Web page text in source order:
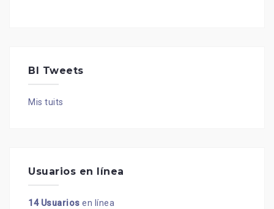
BI Tweets
Mis tuits
Usuarios en línea
14 Usuarios en línea